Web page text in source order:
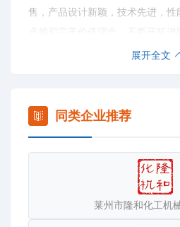
售，产品设计新颖，技术先进，性
严谨的工作态度，为市场提供高品
展开全文
同类企业推荐
莱州市隆和化工机